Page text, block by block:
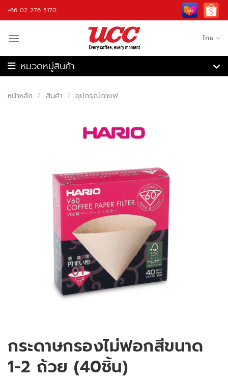
Skip
to
+66 02 276 5170
ไทย
เครื่องชงกาแฟอัตโนมัติ
อุปกรณ์กาแฟ
หน้าหลัก / สินค้า / อุปกรณ์กาแฟ
กระดาษกรองไม่ฟอกสีขนาด
1-2 ถ้วย (40ชิ้น)